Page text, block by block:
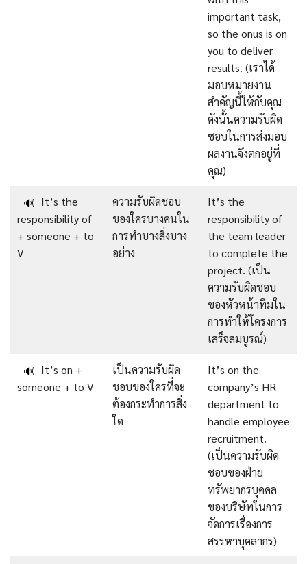
important task,
so the onus is on
you to deliver
results. (เราได้
มอบหมายงาน
สำคัญนี้ให้กับคุณ
ดังนั้นความรับผิด
ชอบในการส่งมอบ
ผลงานจึงตกอยู่ที่
คุณ)
🔊 It’s the
responsibility of
+ someone + to
V
ความรับผิดชอบ
ของใครบางคนใน
การทำบางสิ่งบาง
อย่าง
It’s the
responsibility of
the team leader
to complete the
project. (เป็น
ความรับผิดชอบ
ของหัวหน้าทีมใน
การทำให้โครงการ
เสร็จสมบูรณ์)
🔊 It’s on +
someone + to V
เป็นความรับผิด
ชอบของใครที่จะ
ต้องกระทำการสิ่ง
ใด
It’s on the
company’s HR
department to
handle employee
recruitment.
(เป็นความรับผิด
ชอบของฝ่าย
ทรัพยากรบุคคล
ของบริษัทในการ
จัดการเรื่องการ
สรรหาบุคลากร)